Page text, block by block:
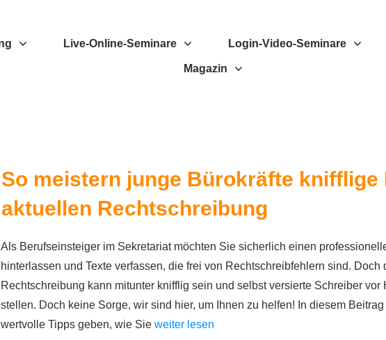
Live-Online-Seminare Login-Video-Seminare
Magazin
So meistern junge Bürokräfte knifflige
aktuellen Rechtschreibung
Als Berufseinsteiger im Sekretariat möchten Sie sicherlich einen
hinterlassen und Texte verfassen, die frei von Rechtschreibfehlern sind. Doch
Rechtschreibung kann mitunter knifflig sein und selbst versierte Schreiber vor
stellen. Doch keine Sorge, wir sind hier, um Ihnen zu helfen! In diesem
wertvolle Tipps geben, wie Sieweiter lesen